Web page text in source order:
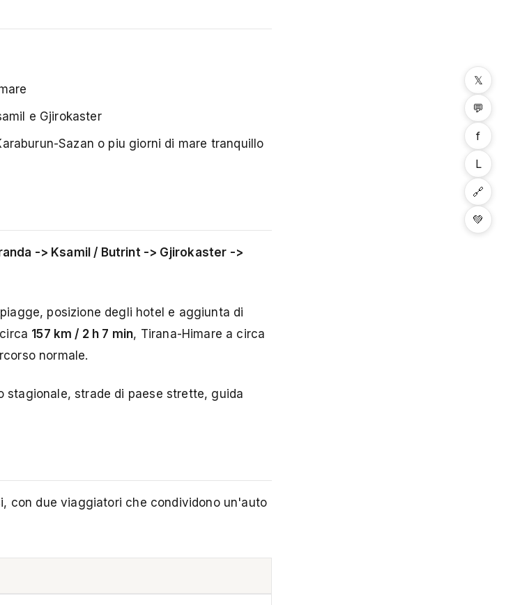
e Gjirokaster
Sazan o piu giorni di mare tranquillo
-> Ksamil / Butrint -> Gjirokaster ->
posizione degli hotel e aggiunta di
157 km / 2 h 7 min, Tirana-Himare a circa
normale.
strade di paese strette, guida
con due viaggiatori che condividono un'auto
𝕏
💬
f
L
🔗
💚